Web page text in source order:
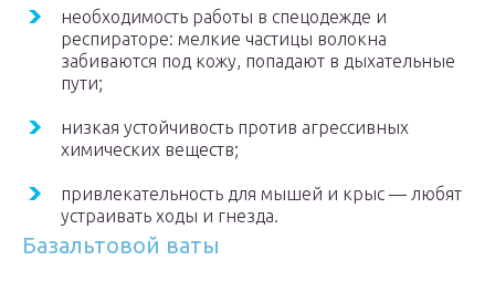
необходимость работы в спецодежде и
респираторе: мелкие частицы волокна
забиваются под кожу, попадают в дыхательные
пути;
низкая устойчивость против агрессивных
химических веществ;
привлекательность для мышей и крыс — любят
устраивать ходы и гнезда.
Базальтовой ваты